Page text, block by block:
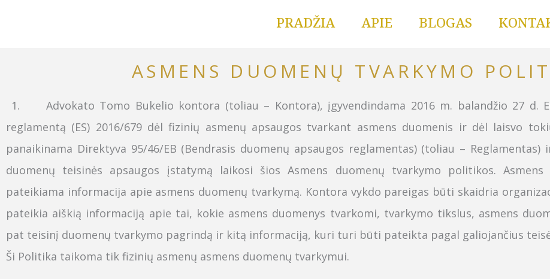
PRADŽIA APIE BLOGAS
ASMENS DUOMENŲ TVARKYMO
1. Advokato Tomo Bukelio kontora (toliau – Kontora), įgyvendindama 2016 m. balandžio 27 d.
reglamentą (ES) 2016/679 dėl fizinių asmenų apsaugos tvarkant asmens duomenis ir dėl laisvo
panaikinama Direktyva 95/46/EB (Bendrasis duomenų apsaugos reglamentas) (toliau – Reglamentas)
duomenų teisinės apsaugos įstatymą laikosi šios Asmens duomenų tvarkymo politikos.
pateikiama informacija apie asmens duomenų tvarkymą. Kontora vykdo pareigas būti skaidria
pateikia aiškią informaciją apie tai, kokie asmens duomenys tvarkomi, tvarkymo tikslus, asmens
pat teisinį duomenų tvarkymo pagrindą ir kitą informaciją, kuri turi būti pateikta pagal galiojančius
Ši Politika taikoma tik fizinių asmenų asmens duomenų tvarkymui.